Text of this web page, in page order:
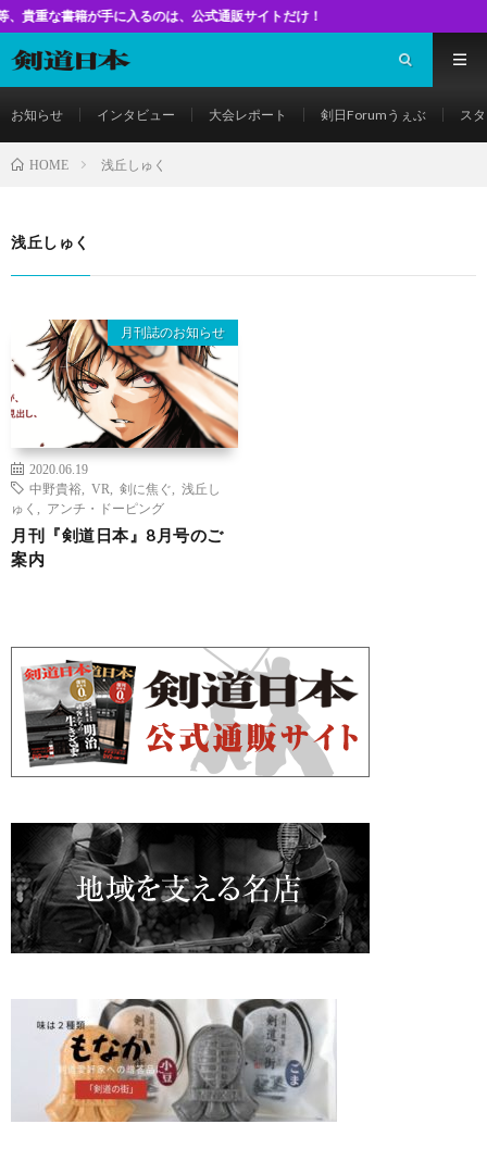
手に入るのは、公式通販サイトだけ！
お知らせ インタビュー 大会レポート 剣日Forumうぇぶ ス
HOME 浅丘しゅく
浅丘しゅく
月刊誌のお知らせ
2020.06.19
中野貴裕
VR 剣に焦ぐ
浅丘し
ゅく
アンチ・ドーピング
月刊『剣道日本』8月号のご
案内